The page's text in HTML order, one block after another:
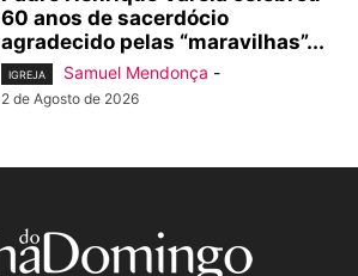
60 anos de sacerdócio
agradecido pelas “maravilhas”...
IGREJA Samuel Mendonça -
2 de Agosto de 2026